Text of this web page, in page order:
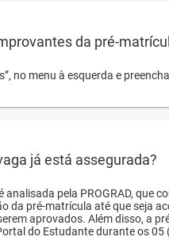
da pré-
no menu à esquerda e
já está assegurada?
pela PROGRAD, que
da pré-matrícula até que seja
aprovados. Além disso, a
do Estudante durante os